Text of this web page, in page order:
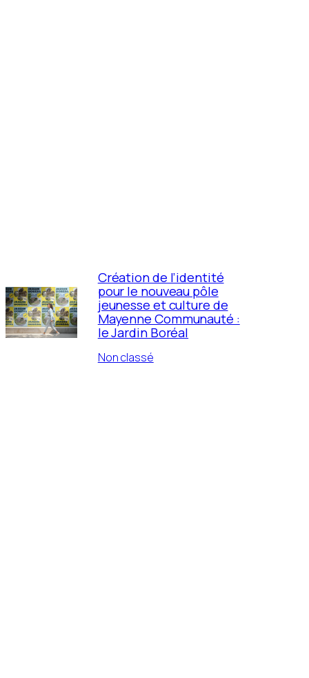
Création de l’identité
pour le nouveau pôle
jeunesse et culture de
Mayenne Communauté :
le Jardin Boréal
Non classé